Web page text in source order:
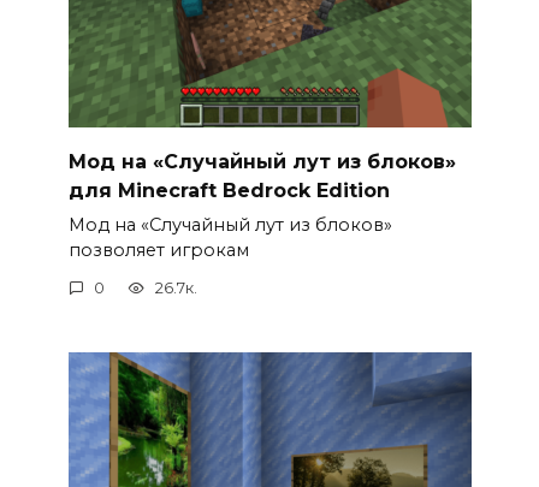
Мод на «Случайный лут из блоков»
для Minecraft Bedrock Edition
Мод на «Случайный лут из блоков»
позволяет игрокам
0 26.7к.